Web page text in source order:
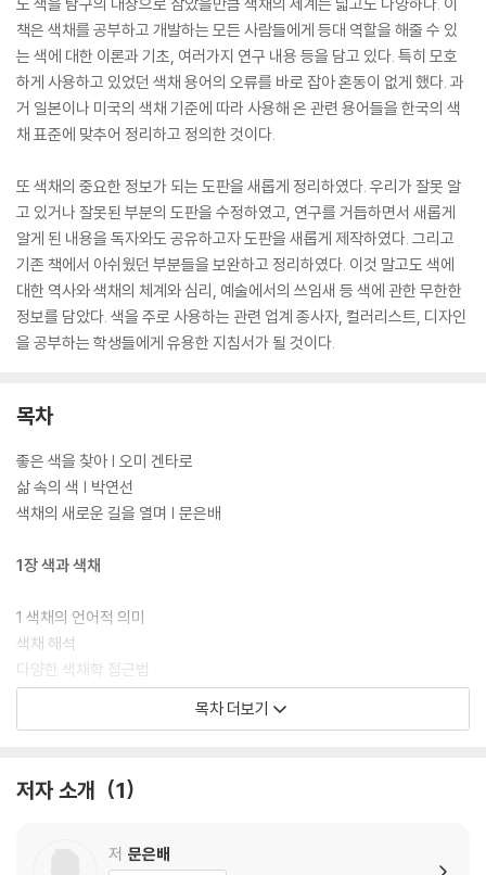
책은 색채를 공부하고 개발하는 모든 사람들에게 등대 역할을 해줄 수 있
는 색에 대한 이론과 기초, 여러가지 연구 내용 등을 담고 있다. 특히 모호
하게 사용하고 있었던 색채 용어의 오류를 바로 잡아 혼동이 없게 했다. 과
거 일본이나 미국의 색채 기준에 따라 사용해 온 관련 용어들을 한국의 색
채 표준에 맞추어 정리하고 정의한 것이다.
또 색채의 중요한 정보가 되는 도판을 새롭게 정리하였다. 우리가 잘못 알
고 있거나 잘못된 부분의 도판을 수정하였고, 연구를 거듭하면서 새롭게
알게 된 내용을 독자와도 공유하고자 도판을 새롭게 제작하였다. 그리고
기존 책에서 아쉬웠던 부분들을 보완하고 정리하였다. 이것 말고도 색에
대한 역사와 색채의 체계와 심리, 예술에서의 쓰임새 등 색에 관한 무한한
정보를 담았다. 색을 주로 사용하는 관련 업계 종사자, 컬러리스트, 디자인
을 공부하는 학생들에게 유용한 지침서가 될 것이다.
목차
좋은 색을 찾아 | 오미 겐타로
삶 속의 색 | 박연선
색채의 새로운 길을 열며 | 문은배
1장 색과 색채
1 색채의 언어적 의미
색채 해석
다양한 색채학 접근법
색의 3요소
물리적 현상으로서의 색
색의 물리학적 분류에 따른 종류
목차 더보기
저자 소개 1
저 문은배